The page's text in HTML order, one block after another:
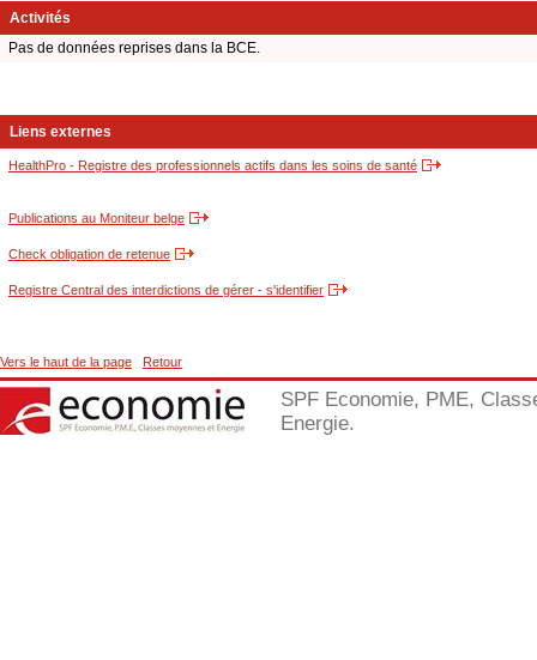
Activités
Pas de données reprises dans la BCE.
Liens externes
HealthPro - Registre des professionnels actifs dans les soins de santé
Publications au Moniteur belge
Check obligation de retenue
Registre Central des interdictions de gérer - s'identifier
Vers le haut de la page Retour
SPF Economie, PME,
Energie.